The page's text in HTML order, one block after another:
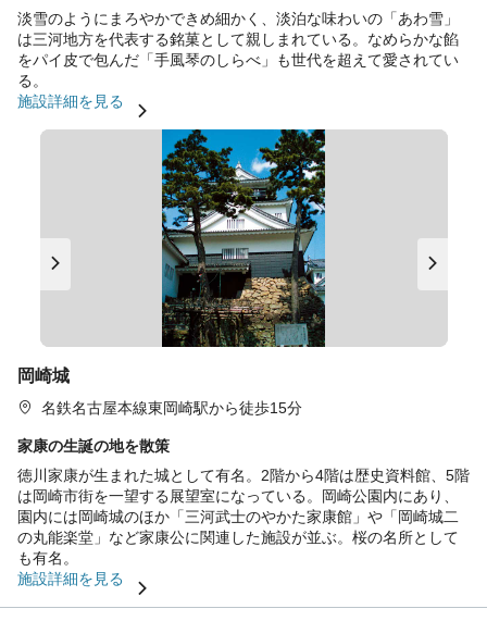
淡雪のようにまろやかできめ細かく、淡泊な味わいの「あわ雪」
は三河地方を代表する銘菓として親しまれている。なめらかな餡
をパイ皮で包んだ「手風琴のしらべ」も世代を超えて愛されてい
る。
施設詳細を見る
岡崎城
名鉄名古屋本線東岡崎駅から徒歩15分
家康の生誕の地を散策
徳川家康が生まれた城として有名。2階から4階は歴史資料館、5階
は岡崎市街を一望する展望室になっている。岡崎公園内にあり、
園内には岡崎城のほか「三河武士のやかた家康館」や「岡崎城二
の丸能楽堂」など家康公に関連した施設が並ぶ。桜の名所として
も有名。
施設詳細を見る